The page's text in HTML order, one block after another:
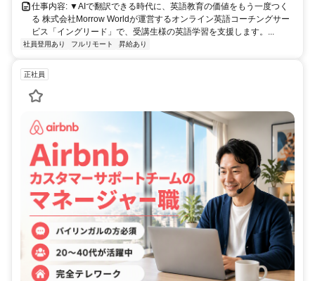
仕事内容: ▼AIで翻訳できる時代に、英語教育の価値をもう一度つく
る 株式会社Morrow Worldが運営するオンライン英語コーチングサー
ビス「イングリード」で、受講生様の英語学習を支援します。...
社員登用あり フルリモート 昇給あり
正社員